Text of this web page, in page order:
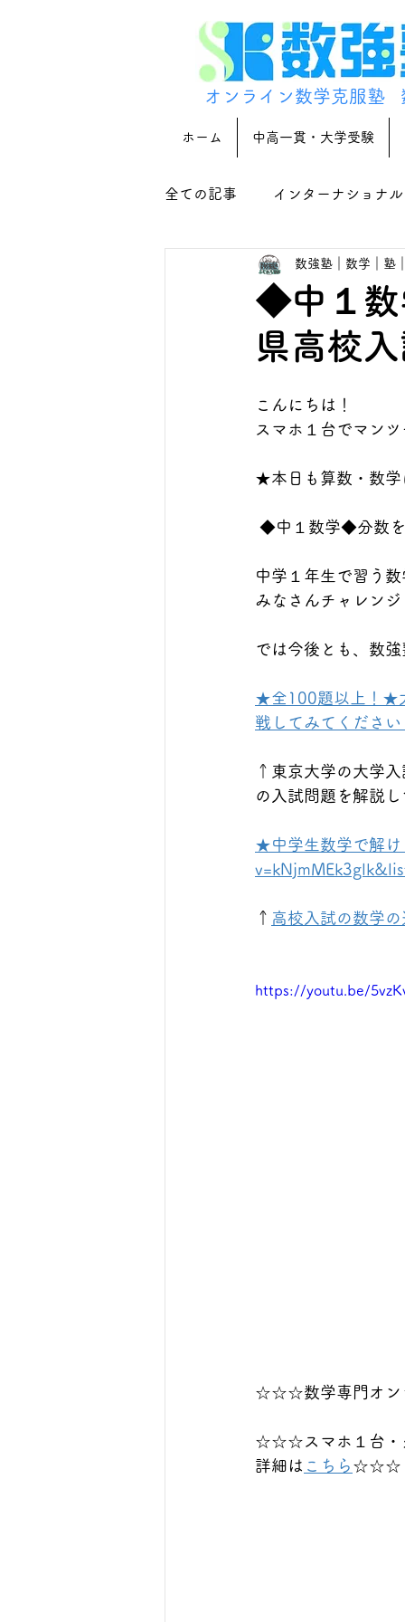
オンライン数学克服塾
ホーム 中高一貫・大学受験
全ての記事 インターナショナ
◆中１数
県高校
数強塾｜数学｜塾
こんにちは！
スマホ１台でマン
★本日も算数・数学
◆中１数学◆分数を
中学１年生で習う
みなさんチャレン
では今後とも、数
★全100題以上！★
戦してみてくださ
↑東京大学の大学
の入試問題を解説
★中学生数学で解
↑ 高校入試の数学
https://youtu.be/
☆☆☆数学専門オン
☆☆☆スマホ１台・
詳細は こちら ☆☆☆